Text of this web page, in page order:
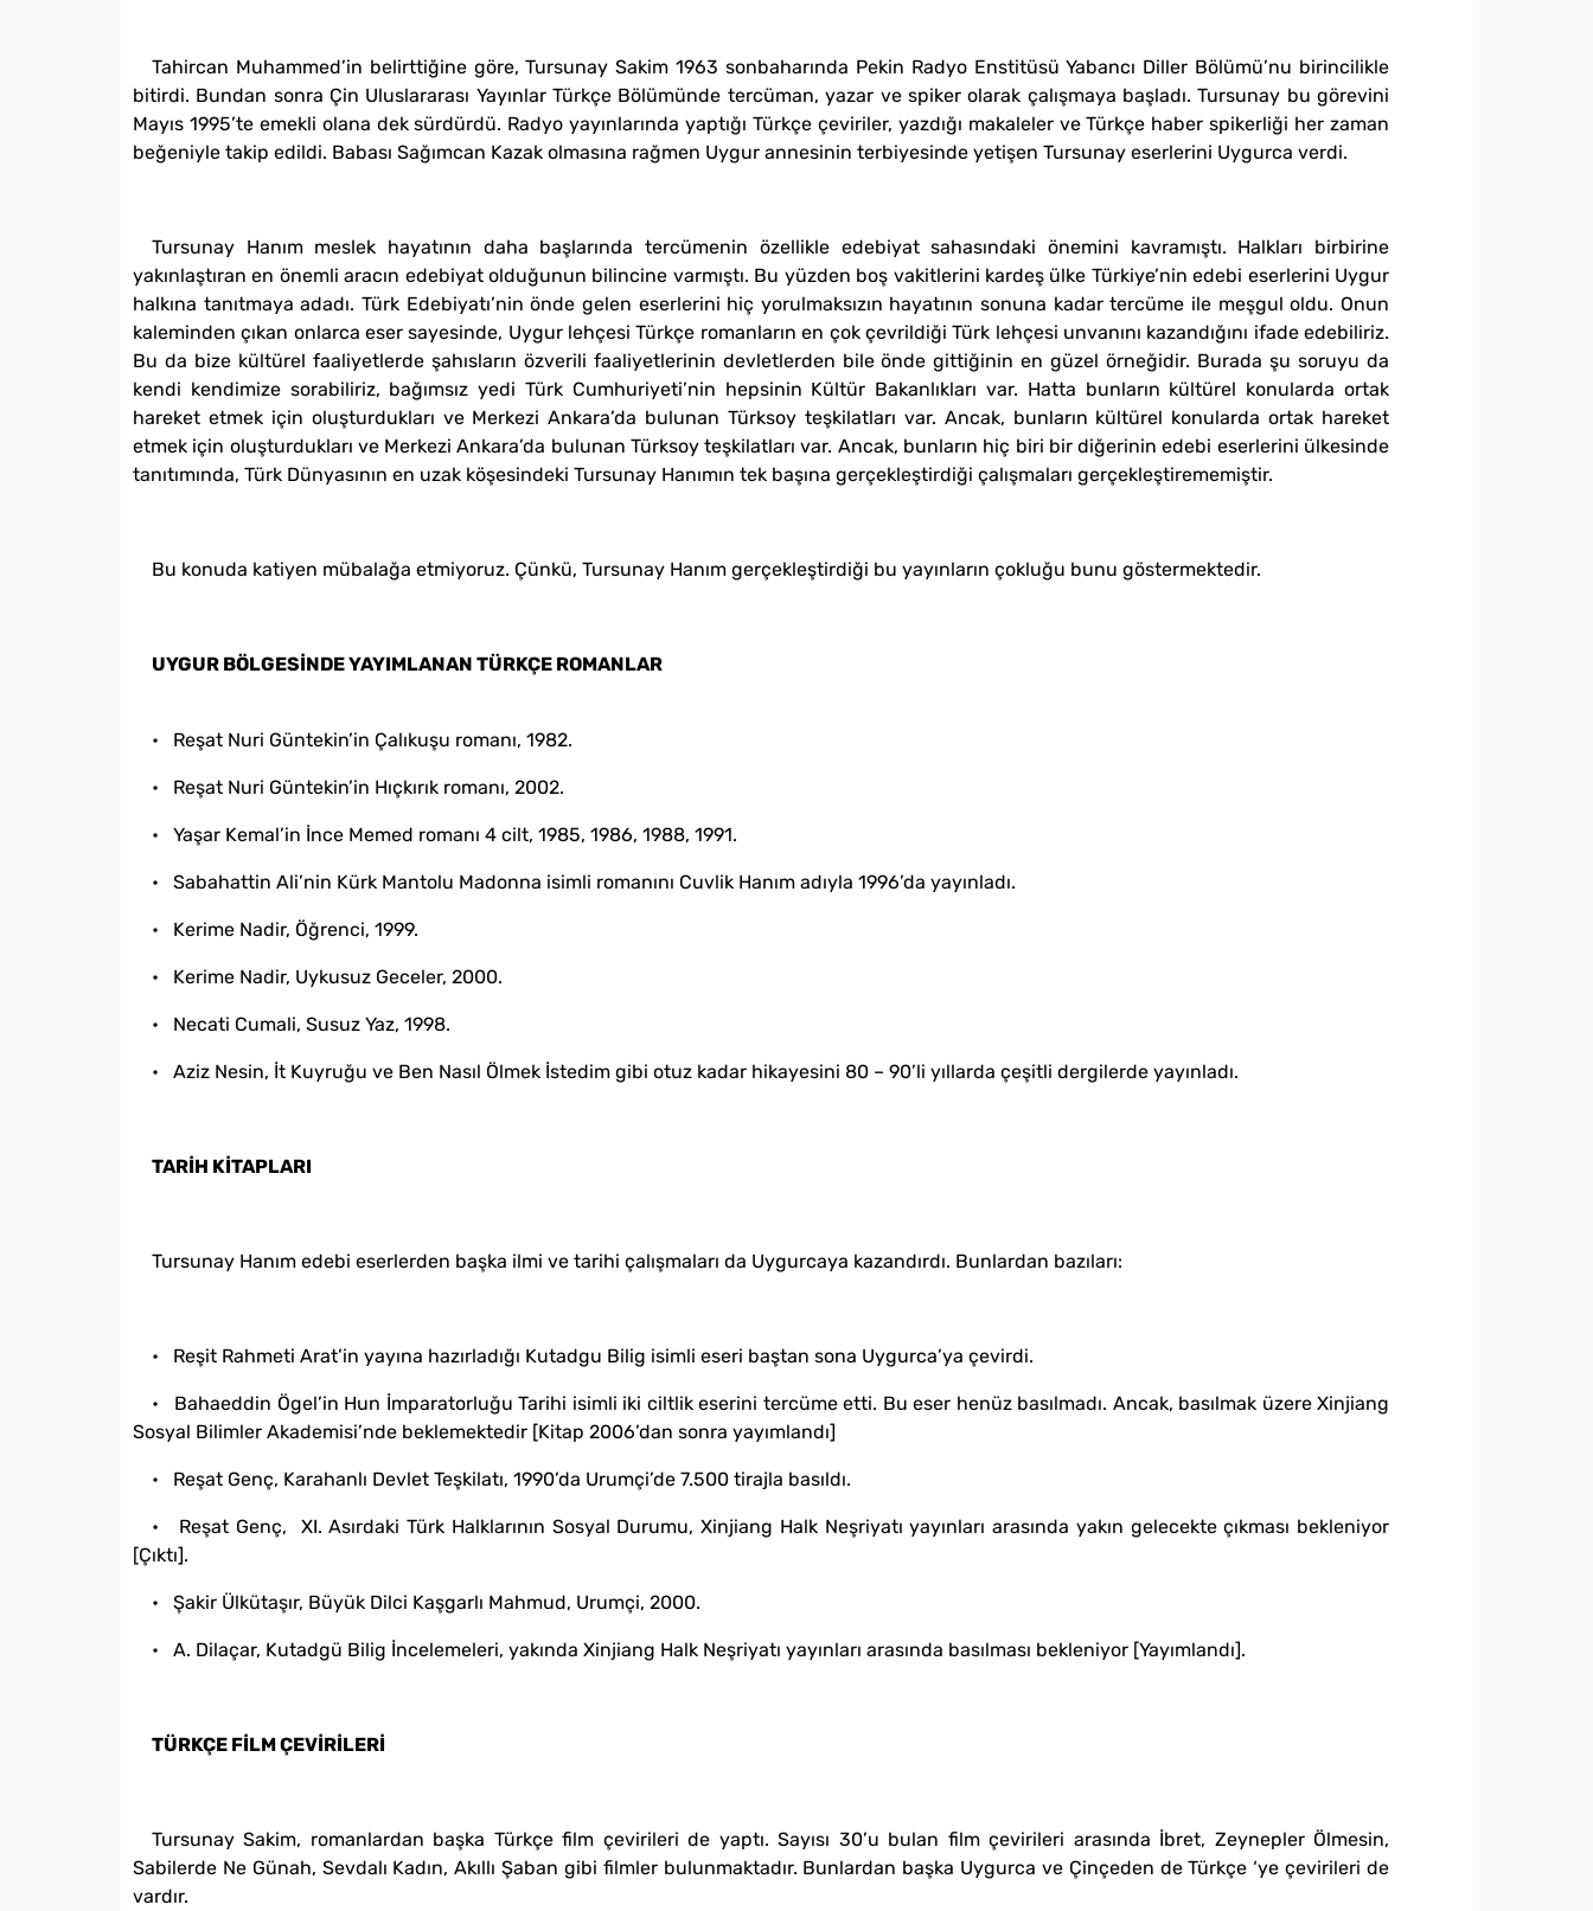
Tahircan Muhammed’in belirttiğine göre‚ Tursunay Sakim 1963 sonbaharında Pekin Radyo Enstitüsü Yabancı Diller Bölümü’nu birincilikle
bitirdi. Bundan sonra Çin Uluslararası Yayınlar Türkçe Bölümünde tercüman‚ yazar ve spiker olarak çalışmaya başladı. Tursunay bu görevini
Mayıs 1995’te emekli olana dek sürdürdü. Radyo yayınlarında yaptığı Türkçe çeviriler‚ yazdığı makaleler ve Türkçe haber spikerliği her zaman
beğeniyle takip edildi. Babası Sağımcan Kazak olmasına rağmen Uygur annesinin terbiyesinde yetişen Tursunay eserlerini Uygurca verdi.
Tursunay Hanım meslek hayatının daha başlarında tercümenin özellikle edebiyat sahasındaki önemini kavramıştı. Halkları birbirine
yakınlaştıran en önemli aracın edebiyat olduğunun bilincine varmıştı. Bu yüzden boş vakitlerini kardeş ülke Türkiye’nin edebi eserlerini Uygur
halkına tanıtmaya adadı. Türk Edebiyatı’nin önde gelen eserlerini hiç yorulmaksızın hayatının sonuna kadar tercüme ile meşgul oldu. Onun
kaleminden çıkan onlarca eser sayesinde‚ Uygur lehçesi Türkçe romanların en çok çevrildiği Türk lehçesi unvanını kazandığını ifade edebiliriz.
Bu da bize kültürel faaliyetlerde şahısların özverili faaliyetlerinin devletlerden bile önde gittiğinin en güzel örneğidir. Burada şu soruyu da
kendi kendimize sorabiliriz‚ bağımsız yedi Türk Cumhuriyeti’nin hepsinin Kültür Bakanlıkları var. Hatta bunların kültürel konularda ortak
hareket etmek için oluşturdukları ve Merkezi Ankara’da bulunan Türksoy teşkilatları var. Ancak‚ bunların kültürel konularda ortak hareket
etmek için oluşturdukları ve Merkezi Ankara’da bulunan Türksoy teşkilatları var. Ancak‚ bunların hiç biri bir diğerinin edebi eserlerini ülkesinde
tanıtımında‚ Türk Dünyasının en uzak köşesindeki Tursunay Hanımın tek başına gerçekleştirdiği çalışmaları gerçekleştirememiştir.
Bu konuda katiyen mübalağa etmiyoruz. Çünkü‚ Tursunay Hanım gerçekleştirdiği bu yayınların çokluğu bunu göstermektedir.
UYGUR BÖLGESİNDE YAYIMLANAN TÜRKÇE ROMANLAR
• Reşat Nuri Güntekin’in Çalıkuşu romanı‚ 1982.
• Reşat Nuri Güntekin’in Hıçkırık romanı‚ 2002.
• Yaşar Kemal’in İnce Memed romanı 4 cilt‚ 1985‚ 1986‚ 1988‚ 1991.
• Sabahattin Ali’nin Kürk Mantolu Madonna isimli romanını Cuvlik Hanım adıyla 1996’da yayınladı.
• Kerime Nadir‚ Öğrenci‚ 1999.
• Kerime Nadir‚ Uykusuz Geceler‚ 2000.
• Necati Cumali‚ Susuz Yaz‚ 1998.
• Aziz Nesin‚ İt Kuyruğu ve Ben Nasıl Ölmek İstedim gibi otuz kadar hikayesini 80 – 90’li yıllarda çeşitli dergilerde yayınladı.
TARİH KİTAPLARI
Tursunay Hanım edebi eserlerden başka ilmi ve tarihi çalışmaları da Uygurcaya kazandırdı. Bunlardan bazıları:
• Reşit Rahmeti Arat’in yayına hazırladığı Kutadgu Bilig isimli eseri baştan sona Uygurca’ya çevirdi.
• Bahaeddin Ögel’in Hun İmparatorluğu Tarihi isimli iki ciltlik eserini tercüme etti. Bu eser henüz basılmadı. Ancak‚ basılmak üzere Xinjiang
Sosyal Bilimler Akademisi’nde beklemektedir [Kitap 2006’dan sonra yayımlandı]
• Reşat Genç, Karahanlı Devlet Teşkilatı‚ 1990’da Urumçi’de 7.500 tirajla basıldı.
• Reşat Genç‚ XI. Asırdaki Türk Halklarının Sosyal Durumu‚ Xinjiang Halk Neşriyatı yayınları arasında yakın gelecekte çıkması bekleniyor
[Çıktı].
• Şakir Ülkütaşır‚ Büyük Dilci Kaşgarlı Mahmud‚ Urumçi‚ 2000.
• A. Dilaçar, Kutadgü Bilig İncelemeleri‚ yakında Xinjiang Halk Neşriyatı yayınları arasında basılması bekleniyor [Yayımlandı].
TÜRKÇE FİLM ÇEVİRİLERİ
Tursunay Sakim‚ romanlardan başka Türkçe film çevirileri de yaptı. Sayısı 30’u bulan film çevirileri arasında İbret‚ Zeynepler Ölmesin‚
Sabilerde Ne Günah‚ Sevdalı Kadın‚ Akıllı Şaban gibi filmler bulunmaktadır. Bunlardan başka Uygurca ve Çinçeden de Türkçe ‘ye çevirileri de
vardır.